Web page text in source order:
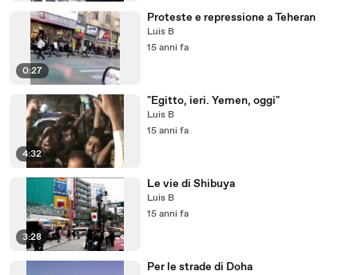
0:27
Proteste e repressione a Teheran
Luis B
15 anni fa
4:32
"Egitto, ieri. Yemen, oggi"
Luis B
15 anni fa
3:28
Le vie di Shibuya
Luis B
15 anni fa
Per le strade di Doha